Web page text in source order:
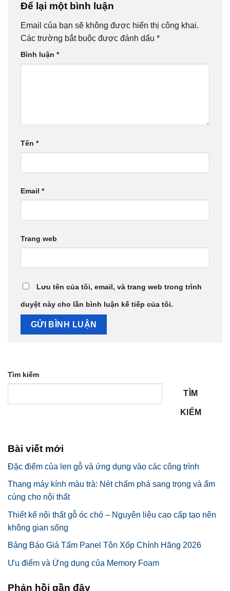
Để lại một bình luận
Email của bạn sẽ không được hiển thị công khai.
Các trường bắt buộc được đánh dấu *
Bình luận *
Tên *
Email *
Trang web
Lưu tên của tôi, email, và trang web trong trình
duyệt này cho lần bình luận kế tiếp của tôi.
Tìm kiếm
TÌM
KIẾM
Bài viết mới
Đặc điểm của len gỗ và ứng dụng vào các công trình
Thang máy kính màu trà: Nét chấm phá sang trọng và ấm
cúng cho nội thất
Thiết kế nội thất gỗ óc chó – Nguyên liệu cao cấp tạo nên
không gian sống
Bảng Báo Giá Tấm Panel Tôn Xốp Chính Hãng 2026
Ưu điểm và Ứng dụng của Memory Foam
Phản hồi gần đây